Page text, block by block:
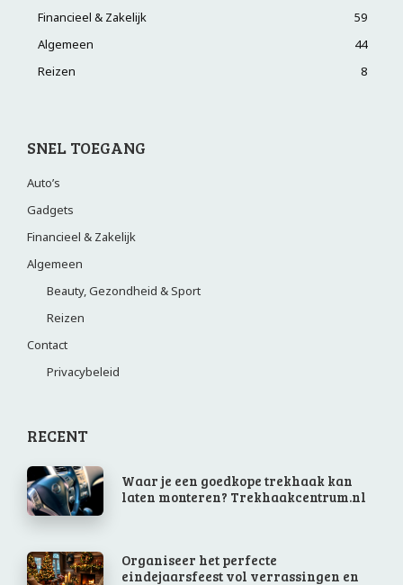
Financieel & Zakelijk
59
Algemeen
44
Reizen
8
SNEL TOEGANG
Auto’s
Gadgets
Financieel & Zakelijk
Algemeen
Beauty, Gezondheid & Sport
Reizen
Contact
Privacybeleid
RECENT
Waar je een goedkope trekhaak kan
laten monteren? Trekhaakcentrum.nl
Organiseer het perfecte
eindejaarsfeest vol verrassingen en